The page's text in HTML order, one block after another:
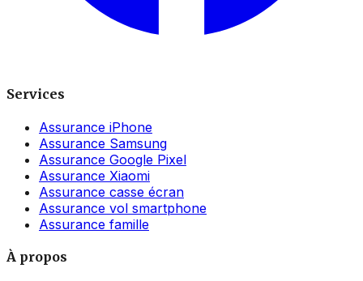
Services
Assurance iPhone
Assurance Samsung
Assurance Google Pixel
Assurance Xiaomi
Assurance casse écran
Assurance vol smartphone
Assurance famille
À propos